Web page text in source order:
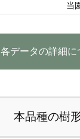
当
各データの詳細に
本品種の樹